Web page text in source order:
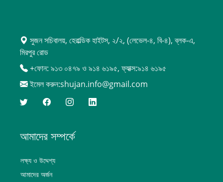
সুজন সচিবালয়, হেরাল্ডিক হাইটস, ২/২, (লেভেল-৪, বি-৪), ব্লক-এ,
মিরপুর রোড
+ফোন: ৯১৩ ০৪৭৯ ও ৯১৪ ৬১৯৫, ফ্যাক্স:৯১৪ ৬১৯৫
ইমেল করুন:shujan.info@gmail.com
আমাদের সম্পর্কে
লক্ষ্য ও উদ্দেশ্য
আমাদের অর্জন